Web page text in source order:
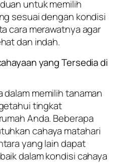
untuk memilih
sesuai dengan kondisi
cara merawatnya agar
dan indah.
yang Tersedia di
dalam memilih tanaman
tingkat
Anda. Beberapa
cahaya matahari
yang lain dapat
dalam kondisi cahaya